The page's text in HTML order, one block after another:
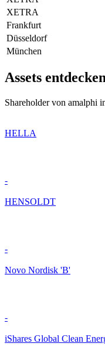
XETRA
Frankfurt
Düsseldorf
München
Assets
Shareholder von amalphi
HELLA
-
HENSOLDT
-
Novo Nordisk 'B'
-
iShares Global Clean